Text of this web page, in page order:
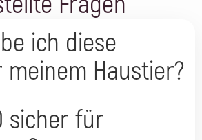
ich diese
Haustier?
sicher für